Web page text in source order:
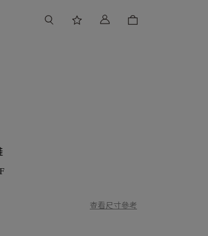
查看尺寸參考